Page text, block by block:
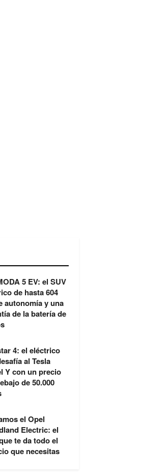
5 EV: el SUV
de hasta 604
autonomía y una
de la batería de
4: el eléctrico
al Tesla
Y con un precio
de 50.000
el Opel
Electric: el
te da todo el
que necesitas